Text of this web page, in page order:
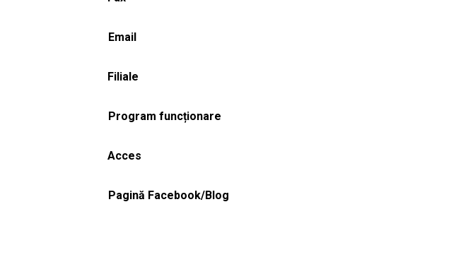
Email
Filiale
Program funcționare
Acces
Pagină Facebook/Blog